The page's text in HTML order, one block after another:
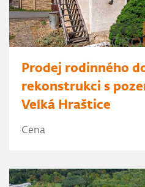
Prodej rodinného
rekonstrukci s
Velká Hraštice
Cena